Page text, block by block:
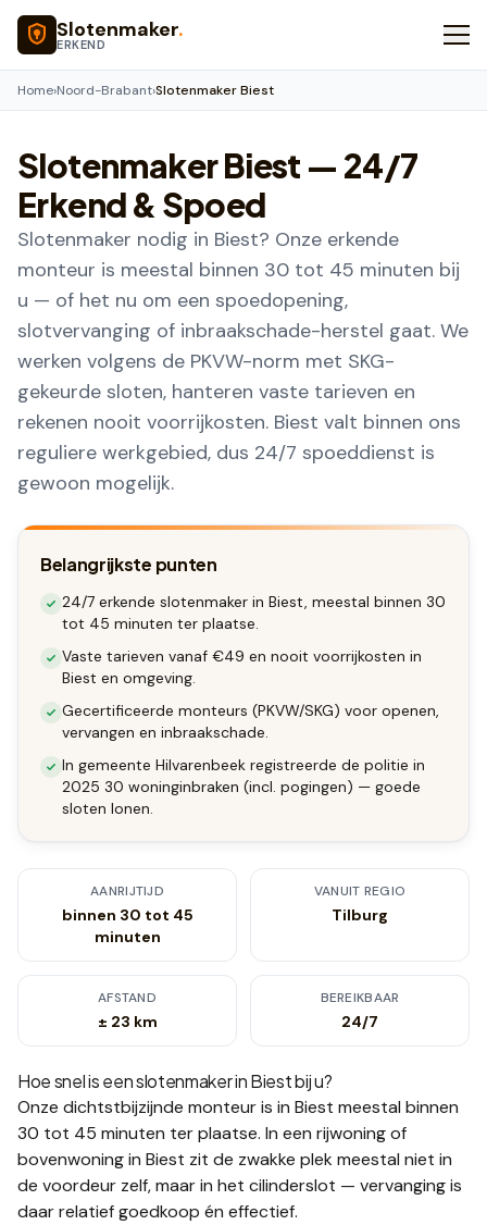
Naar hoofdinhoud
Slotenmaker.
ERKEND
Home›Noord-Brabant›Slotenmaker Biest
SlotenmakerBiest — 24/7
Erkend & Spoed
Slotenmaker nodig in Biest? Onze erkende
monteur is meestal binnen 30 tot 45 minuten bij
u — of het nu om een spoedopening,
slotvervanging of inbraakschade-herstel gaat. We
werken volgens de PKVW-norm met SKG-
gekeurde sloten, hanteren vaste tarieven en
rekenen nooit voorrijkosten. Biest valt binnen ons
reguliere werkgebied, dus 24/7 spoeddienst is
gewoon mogelijk.
Belangrijkste punten
24/7 erkende slotenmaker in Biest, meestal binnen 30
tot 45 minuten ter plaatse.
Vaste tarieven vanaf €49 en nooit voorrijkosten in
Biest en omgeving.
Gecertificeerde monteurs (PKVW/SKG) voor openen,
vervangen en inbraakschade.
In gemeente Hilvarenbeek registreerde de politie in
2025 30 woninginbraken (incl. pogingen) — goede
sloten lonen.
AANRIJTIJD
binnen 30 tot 45
minuten
VANUIT REGIO
Tilburg
AFSTAND
± 23 km
BEREIKBAAR
24/7
Hoe snel is een slotenmaker inBiestbij u?
Onze dichtstbijzijnde monteur is in Biest meestal binnen
30 tot 45 minuten ter plaatse. In een rijwoning of
bovenwoning in Biest zit de zwakke plek meestal niet in
de voordeur zelf, maar in het cilinderslot — vervanging is
daar relatief goedkoop én effectief.